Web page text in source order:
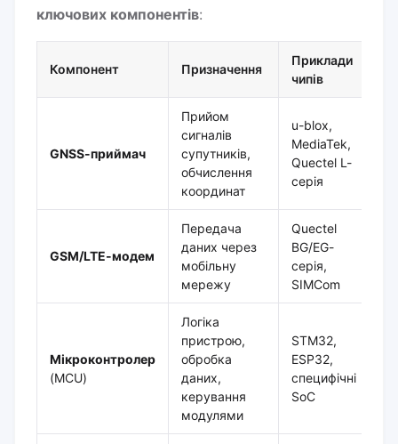
ключових компонентів:
Компонент Призначення
Приклади
чипів
GNSS-приймач
Прийом
сигналів
супутників,
обчислення
координат
u-blox,
MediaTek,
Quectel L-
серія
GSM/LTE-модем
Передача
даних через
мобільну
мережу
Quectel
BG/EG-
серія,
SIMCom
Мікроконтролер
(MCU)
Логіка
пристрою,
обробка
даних,
керування
модулями
STM32,
ESP32,
специфічні
SoC